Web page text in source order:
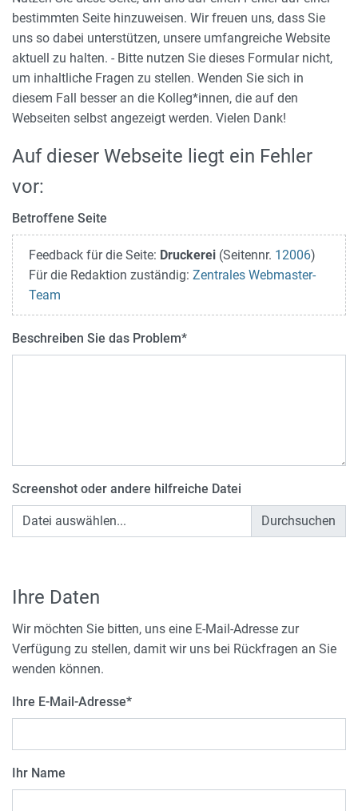
bestimmten Seite hinzuweisen. Wir freuen uns, dass Sie
uns so dabei unterstützen, unsere umfangreiche Website
aktuell zu halten. - Bitte nutzen Sie dieses Formular nicht,
um inhaltliche Fragen zu stellen. Wenden Sie sich in
diesem Fall besser an die Kolleg*innen, die auf den
Webseiten selbst angezeigt werden. Vielen Dank!
Auf dieser Webseite liegt ein Fehler
vor:
Betroffene Seite
Feedback für die Seite: Druckerei (Seitennr. 12006)
Für die Redaktion zuständig: Zentrales Webmaster-
Team
Beschreiben Sie das Problem*
Screenshot oder andere hilfreiche Datei
Datei auswählen...
Ihre Daten
Wir möchten Sie bitten, uns eine E-Mail-Adresse zur
Verfügung zu stellen, damit wir uns bei Rückfragen an Sie
wenden können.
Ihre E-Mail-Adresse*
Ihr Name